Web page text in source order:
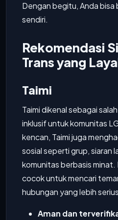
Dengan begitu, Anda bisa
sendiri.
Rekomendasi
Trans yang
Taimi
Taimi dikenal sebagai
inklusif untuk komunitas
kencan, Taimi juga
sosial seperti grup, siaran
komunitas berbasis minat.
cocok untuk mencari
hubungan yang lebih
Aman dan